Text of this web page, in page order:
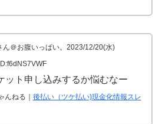
ん＠お腹いっぱい。2023/12/20(水)
ット申し込みするか悩むなー
んねる｜ 後払い（ツケ払い)現金化情報スレ